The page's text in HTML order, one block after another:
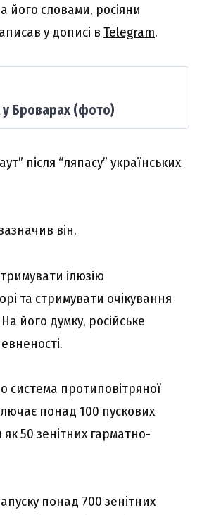
його словами, росіяни
у дописі в Telegram.
у Броварах (фото)
після “ляпасу” українських
він.
ілюзію
та стримувати очікування
його думку, російське
система протиповітряної
понад 100 пускових
50 зенітних гарматно-
понад 700 зенітних